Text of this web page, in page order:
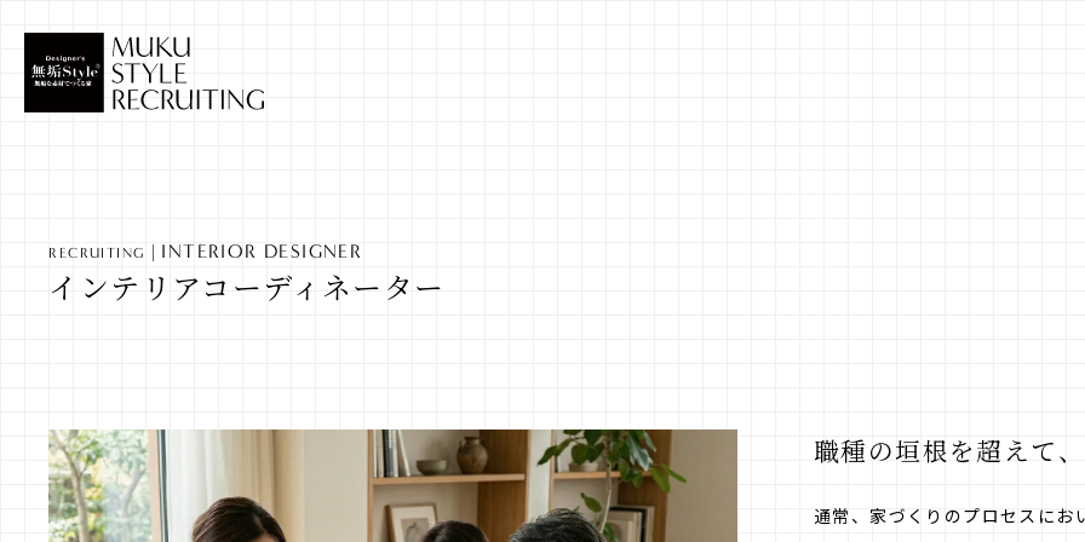
RECRUITING INTERIOR DESIGNER
インテリアコーディネーター
職種の垣根を超えて
通常、家づくりのプロセスに